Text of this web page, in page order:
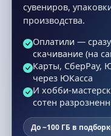
сувениров,
производства.
Оплатили —
скачивание (на
Карты, СберPay,
через ЮКасса
И хобби-
сотен
До ~100 ГБ в